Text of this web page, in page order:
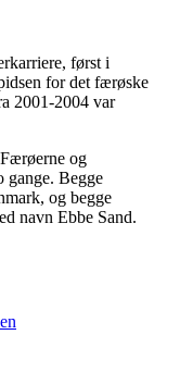
først i
for det færøske
2001-2004 var
og
gange. Begge
og begge
navn Ebbe Sand.